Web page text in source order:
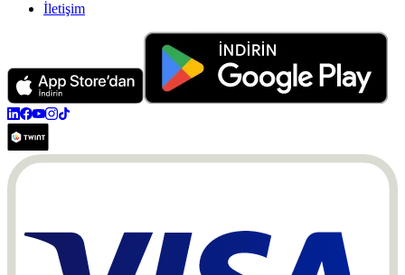
İletişim